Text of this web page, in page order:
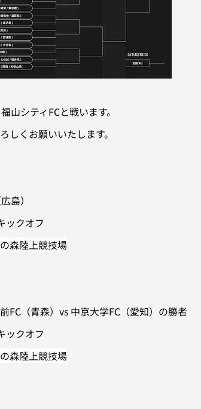
山シティFCと戦います。
しくお願いいたします。
島）
ックオフ
森陸上競技場
FC（青森）vs 中京大学FC（愛知）の勝者
ックオフ
森陸上競技場